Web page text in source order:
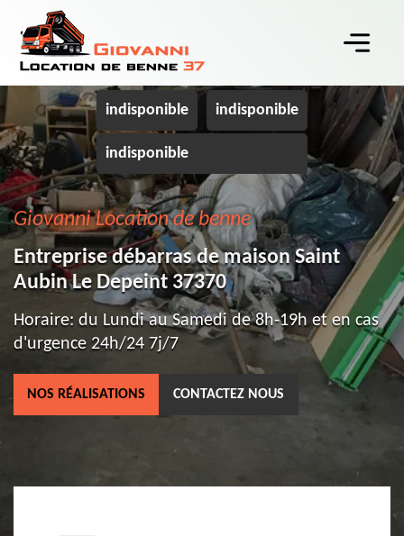
indisponible indisponible
indisponible
Giovanni Location de benne
Entreprise débarras de maison Saint
Aubin Le Depeint 37370
Horaire: du Lundi au Samedi de 8h-19h et en cas
d'urgence 24h/24 7j/7
NOS RÉALISATIONS CONTACTEZ NOUS